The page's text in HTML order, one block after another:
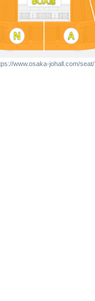
www.osaka-johall.com/seat/